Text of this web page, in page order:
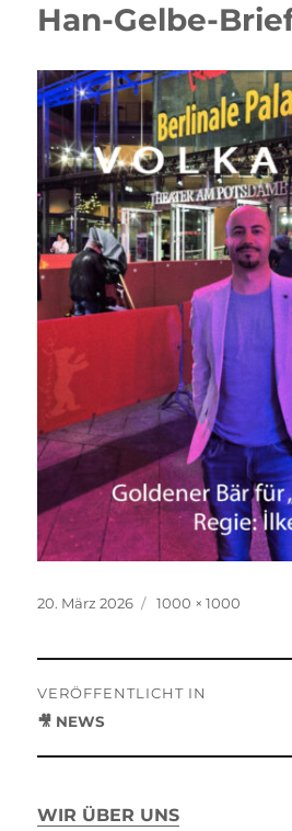
Han-Gelbe-
Veröffentlicht
20. März 2026 Originalgröße
1000 × 1000
VERÖFFENTLICHT IN
🎥 NEWS
WIR ÜBER UNS